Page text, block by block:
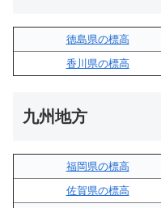
徳島県の標高
香川県の標高
九州地方
福岡県の標高
佐賀県の標高